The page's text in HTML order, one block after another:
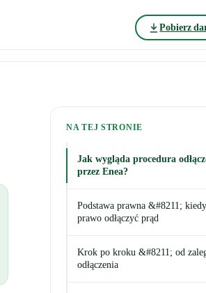
Pobierz
NA TEJ STRONIE
Jak wygląda procedura
przez Enea?
Podstawa prawna &#8211;
prawo odłączyć prąd
Krok po kroku &#8211; od
odłączenia